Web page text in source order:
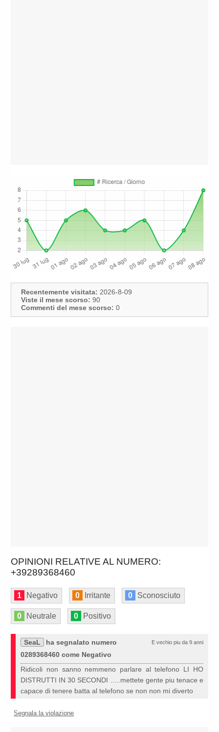
Recentemente visitata: 2026-8-09
Viste il mese scorso: 90
Commenti del mese scorso: 0
OPINIONI RELATIVE AL NUMERO:
+39289368460
1 Negativo 0 Irritante 0 Sconosciuto
0 Neutrale 0 Positivo
E vechio piu da 9 anni
SeaL
ha segnalato numero
0289368460 come Negativo
Ridicoli non sanno nemmeno parlare al telefono LI HO
DISTRUTTI IN 30 SECONDI .....mettete gente piu tenace e
capace di tenere batta al telefono se non non mi diverto
Segnala la violazione